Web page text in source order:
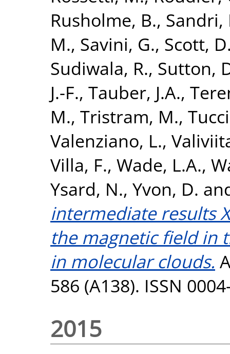
Rusholme, B., Sandri,
M., Savini, G., Scott,
Sudiwala, R., Sutton,
J.-F., Tauber, J.A.,
M., Tristram, M.,
Valenziano, L.,
Villa, F., Wade, L.A.,
Ysard, N., Yvon, D.
intermediate results
the magnetic field in
in molecular clouds.
586 (A138). ISSN
2015